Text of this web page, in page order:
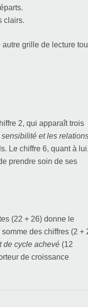
clairs.
grille de lecture
2, qui apparaît trois
et les
Le chiffre 6, quant à
prendre soin de ses
(22 + 26) donne le
des chiffres (2 +
de cycle achevé (12
de croissance